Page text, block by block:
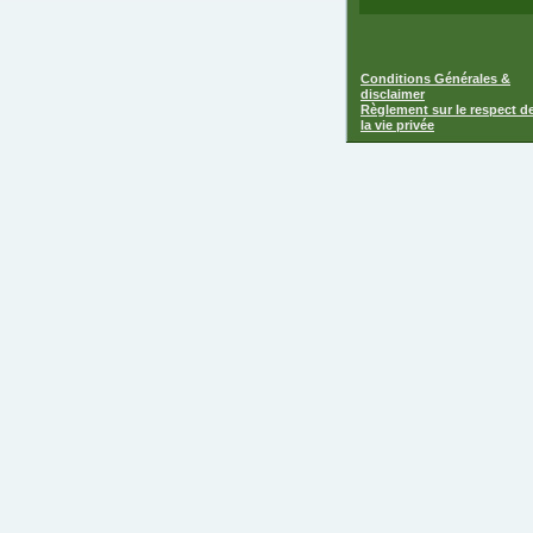
Conditions Générales &
disclaimer
Règlement sur le respect
la vie privée